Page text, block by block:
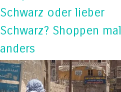
Schwarz oder lieber
Schwarz? Shoppen mal
anders